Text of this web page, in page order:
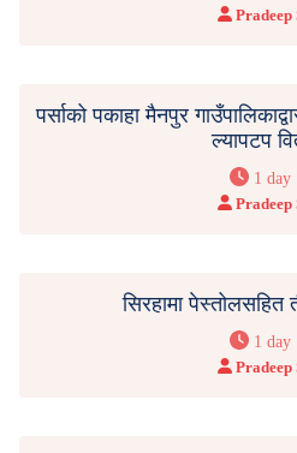
Pradeep
पर्साको पकाहा मैनपुर
ल्यापटप
1 day
Pradeep
सिरहामा पेस्तोलसहित
1 day
Pradeep